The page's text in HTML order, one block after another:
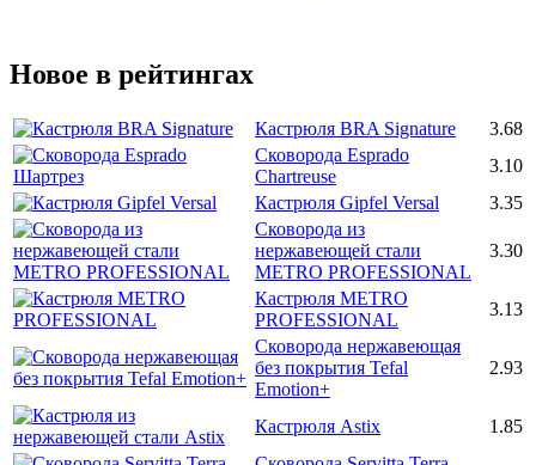
Новое в рейтингах
Кастрюля BRA Signature
3.68
Сковорода Esprado
Chartreuse
3.10
Кастрюля Gipfel Versal
3.35
Сковорода из
нержавеющей стали
METRO PROFESSIONAL
3.30
Кастрюля METRO
PROFESSIONAL
3.13
Сковорода нержавеющая
без покрытия Tefal
Emotion+
2.93
Кастрюля Astix
1.85